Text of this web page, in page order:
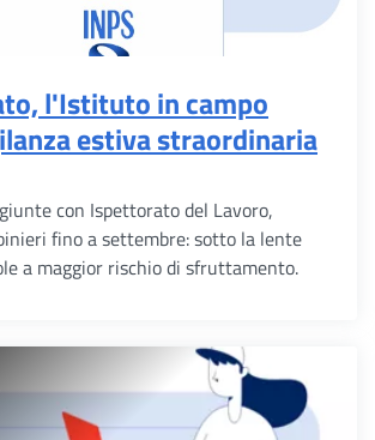
l'Istituto in campo
estiva straordinaria
con Ispettorato del Lavoro,
fino a settembre: sotto la lente
a maggior rischio di sfruttamento.